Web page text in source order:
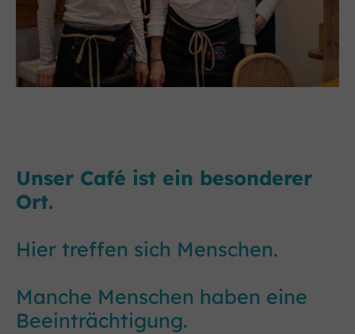
Unser Café ist ein besonderer
Ort.
Hier treffen sich Menschen.
Manche Menschen haben eine
Beeinträchtigung.